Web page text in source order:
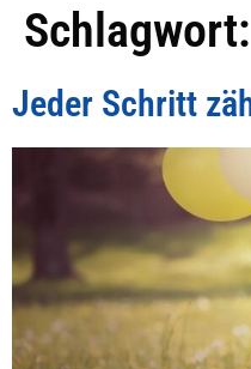
Schlagwort:
Jeder Schritt